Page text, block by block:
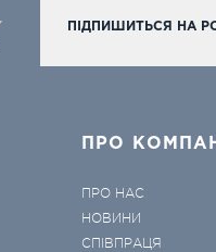
ПІДПИШИТЬСЯ НА
ПРО
ПРО НАС
НОВИНИ
СПІВПРАЦЯ